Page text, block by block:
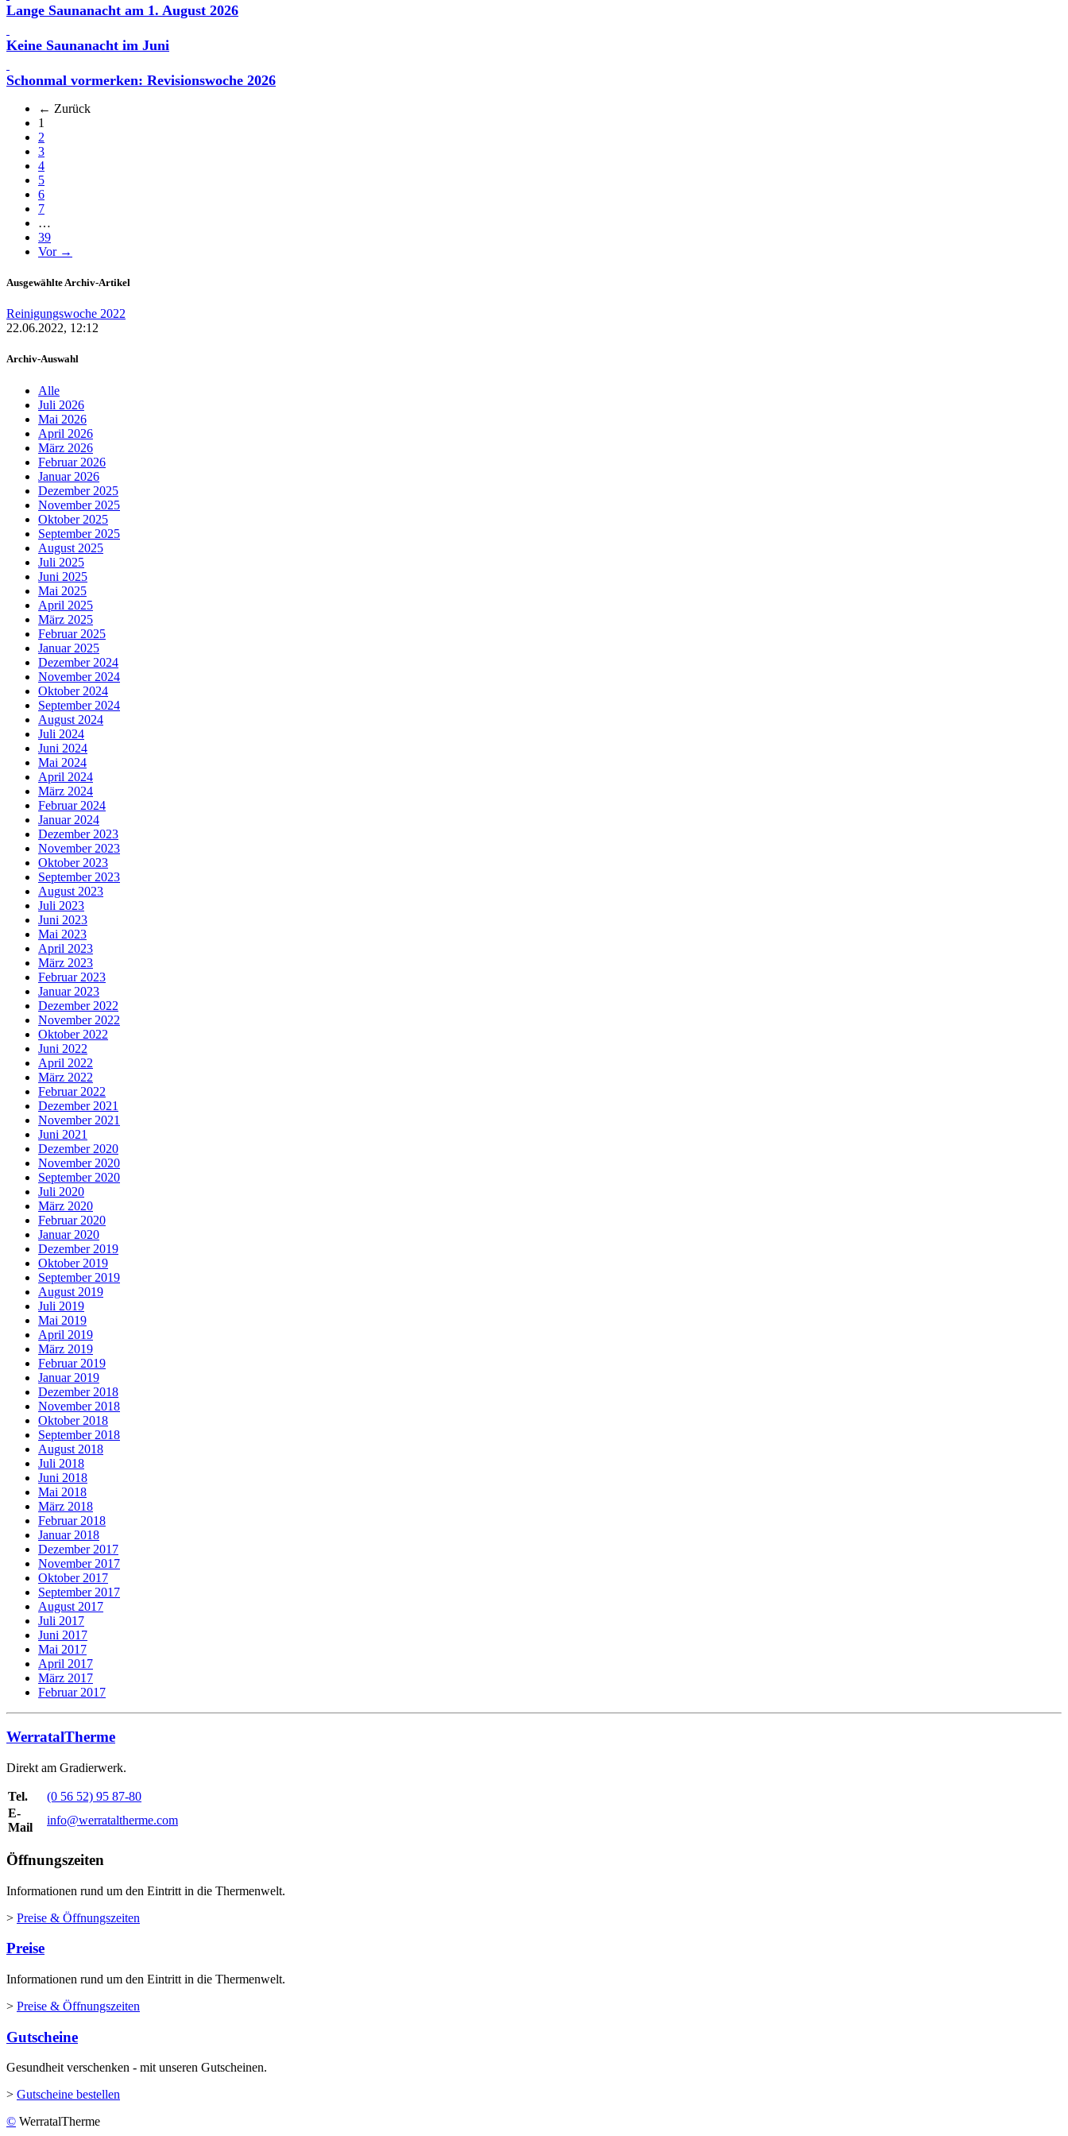
Lange Saunanacht am 1. August 2026
Keine Saunanacht im Juni
Schonmal vormerken: Revisionswoche 2026
← Zurück
1
2
3
4
5
6
7
…
39
Vor →
Ausgewählte Archiv-Artikel
Reinigungswoche 2022
22.06.2022, 12:12
Archiv-Auswahl
Alle
Juli 2026
Mai 2026
April 2026
März 2026
Februar 2026
Januar 2026
Dezember 2025
November 2025
Oktober 2025
September 2025
August 2025
Juli 2025
Juni 2025
Mai 2025
April 2025
März 2025
Februar 2025
Januar 2025
Dezember 2024
November 2024
Oktober 2024
September 2024
August 2024
Juli 2024
Juni 2024
Mai 2024
April 2024
März 2024
Februar 2024
Januar 2024
Dezember 2023
November 2023
Oktober 2023
September 2023
August 2023
Juli 2023
Juni 2023
Mai 2023
April 2023
März 2023
Februar 2023
Januar 2023
Dezember 2022
November 2022
Oktober 2022
Juni 2022
April 2022
März 2022
Februar 2022
Dezember 2021
November 2021
Juni 2021
Dezember 2020
November 2020
September 2020
Juli 2020
März 2020
Februar 2020
Januar 2020
Dezember 2019
Oktober 2019
September 2019
August 2019
Juli 2019
Mai 2019
April 2019
März 2019
Februar 2019
Januar 2019
Dezember 2018
November 2018
Oktober 2018
September 2018
August 2018
Juli 2018
Juni 2018
Mai 2018
März 2018
Februar 2018
Januar 2018
Dezember 2017
November 2017
Oktober 2017
September 2017
August 2017
Juli 2017
Juni 2017
Mai 2017
April 2017
März 2017
Februar 2017
WerratalTherme
Direkt am Gradierwerk.
Tel.
(0 56 52) 95 87-80
E-
Mail
info@werrataltherme.com
Öffnungszeiten
Informationen rund um den Eintritt in die Thermenwelt.
> Preise & Öffnungszeiten
Preise
Informationen rund um den Eintritt in die Thermenwelt.
> Preise & Öffnungszeiten
Gutscheine
Gesundheit verschenken - mit unseren Gutscheinen.
> Gutscheine bestellen
© WerratalTherme